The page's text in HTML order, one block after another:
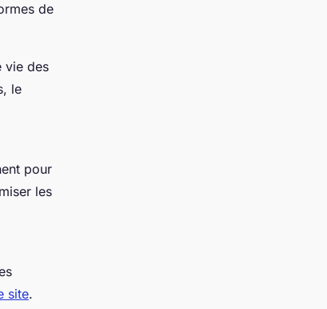
de
vie des
le
pour
les
site.